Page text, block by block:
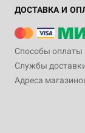
ДОСТАВКА И
Способы оплаты
Службы
Адреса